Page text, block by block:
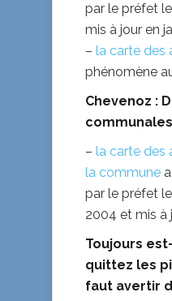
par le préfet
mis à jour en
– la carte des
phénomène
Chevenoz :
communales
– la carte des
la commune
par le préfet
2004 et mis à
Toujours
quittez les
faut avertir